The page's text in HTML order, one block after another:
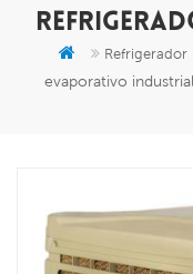
Refrigerador
evaporativo